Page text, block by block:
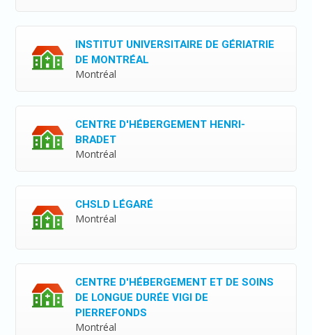
INSTITUT UNIVERSITAIRE DE GÉRIATRIE
DE MONTRÉAL
Montréal
CENTRE D'HÉBERGEMENT HENRI-
BRADET
Montréal
CHSLD LÉGARÉ
Montréal
CENTRE D'HÉBERGEMENT ET DE SOINS
DE LONGUE DURÉE VIGI DE
PIERREFONDS
Montréal